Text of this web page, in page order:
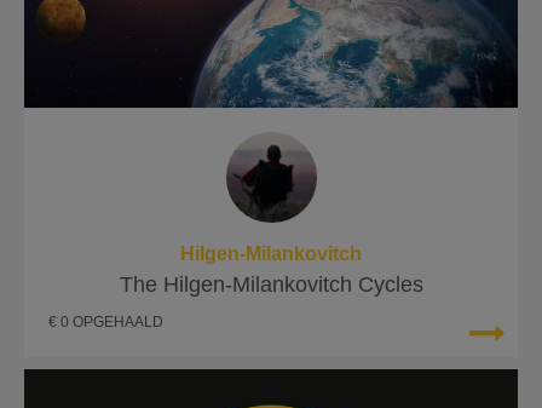
Hilgen-Milankovitch
The Hilgen-Milankovitch Cycles
€ 0 OPGEHAALD